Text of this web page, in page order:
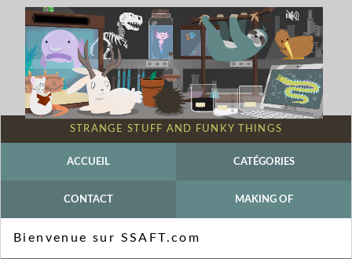
STRANGE STUFF AND FUNKY THINGS
ACCUEIL CATÉGORIES
CONTACT MAKING OF
Bienvenue sur SSAFT.com